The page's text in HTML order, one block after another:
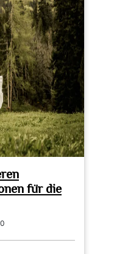
für die